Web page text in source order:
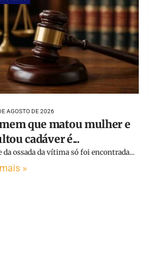
AGOSTO DE 2026
que matou mulher e
cadáver é...
da ossada da vítima só foi encontrada...
»